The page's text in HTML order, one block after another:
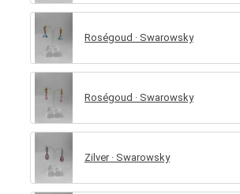
Roségoud · Swarowsky
Roségoud · Swarowsky
Zilver · Swarowsky